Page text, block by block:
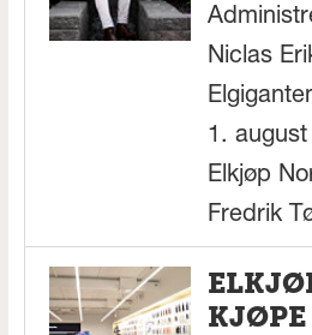
Niclas
1.
Elkjøp
Fredrik
KJØPE